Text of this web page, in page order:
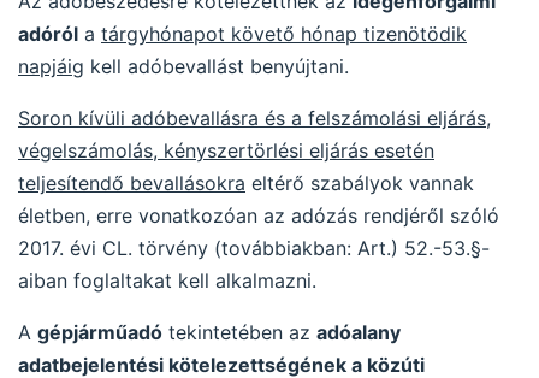
adóról a tárgyhónapot követő hónap tizenötödik
napjáig kell adóbevallást benyújtani.
Soron kívüli adóbevallásra és a felszámolási eljárás,
végelszámolás, kényszertörlési eljárás esetén
teljesítendő bevallásokra eltérő szabályok vannak
életben, erre vonatkozóan az adózás rendjéről szóló
2017. évi CL. törvény (továbbiakban: Art.) 52.-53.§-
aiban foglaltakat kell alkalmazni.
A gépjárműadó tekintetében az adóalany
adatbejelentési kötelezettségének a közúti